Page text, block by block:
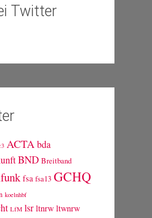
Twitter
ACTAbda
BND Breitband
fsa fsa13 GCHQ
koelnhbf
LfM lsr ltnrw ltwnrw